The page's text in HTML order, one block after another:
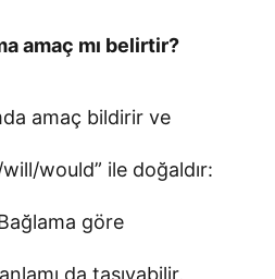
amaç mı belirtir?
amaç bildirir ve
would” ile doğaldır:
göre
da taşıyabilir,